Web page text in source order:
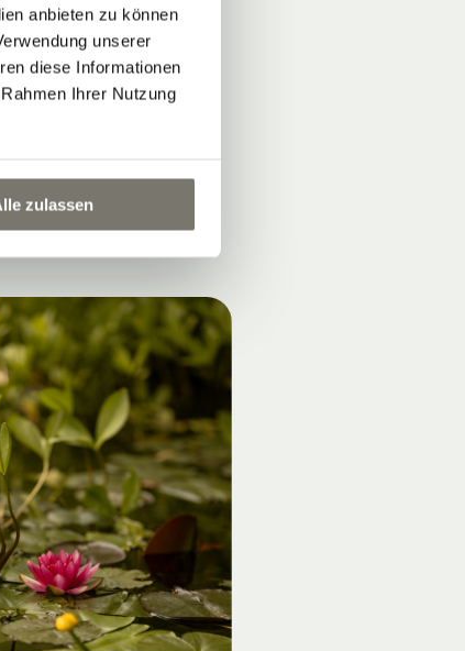
anbieten zu können
unserer
diese Informationen
Ihrer Nutzung
zulassen